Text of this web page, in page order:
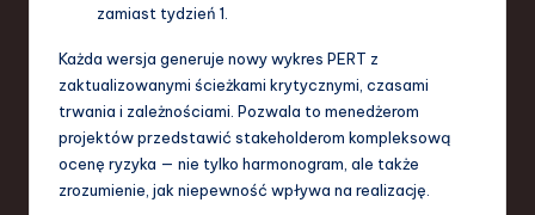
zamiast tydzień 1.
Każda wersja generuje nowy wykres PERT z
zaktualizowanymi ścieżkami krytycznymi, czasami
trwania i zależnościami. Pozwala to menedżerom
projektów przedstawić stakeholderom kompleksową
ocenę ryzyka — nie tylko harmonogram, ale także
zrozumienie, jak niepewność wpływa na realizację.